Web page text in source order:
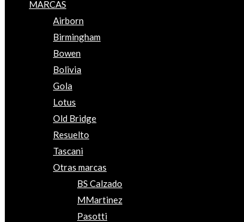
MARCAS
Airborn
Birmingham
Bowen
Bolivia
Gola
Lotus
Old Bridge
Resuelto
Tascani
Otras marcas
BS Calzado
MMartinez
Pasotti